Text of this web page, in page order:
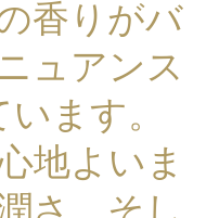
香りがバ
ュアンス
ます。
地よいま